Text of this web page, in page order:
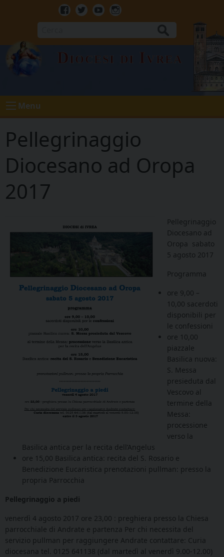
Facebook
TwitterYoutubeInstagram
Diocesi di Ivrea
Menu
Pellegrinaggio
Diocesano ad Oropa
2017
Pellegrinaggio
Diocesano ad
Oropa sabato
5 agosto 2017
Programma
ore 9,00 –
10,00 sacerdoti
disponibili per
le confessioni
ore 10,00
piazzale
Basilica nuova:
S. Messa
presieduta dal
Vescovo al
termine della
Messa:
processione
verso la
Basilica antica per la recita dell’Angelus
ore 15,00 Basilica antica: recita del S. Rosario e
Benedizione Eucaristica prenotazioni pullman: presso la
propria Parrocchia
Pellegrinaggio a piedi
venerdì 4 agosto 2017 ore 23,00 : preghiera presso la Chiesa
parrocchiale di Andrate e partenza Per chi necessita del
servizio pullman per raggiungere Andrate contattare: Curia
diocesana tel. 0125 641138 (dal martedì al venerdì 9.00-12.00)